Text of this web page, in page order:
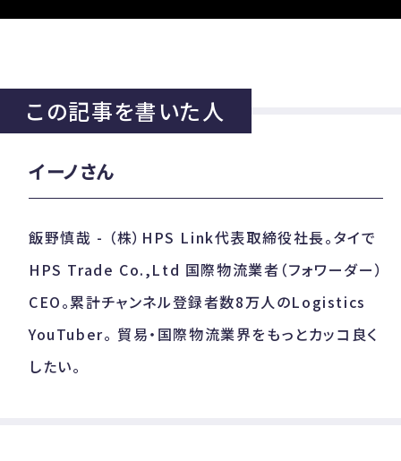
この記事を書いた人
イーノさん
飯野慎哉 - （株）HPS Link代表取締役社長。タイで
HPS Trade Co.,Ltd 国際物流業者（フォワーダー）
CEO。累計チャンネル登録者数8万人のLogistics
YouTuber。 貿易・国際物流業界をもっとカッコ良く
したい。